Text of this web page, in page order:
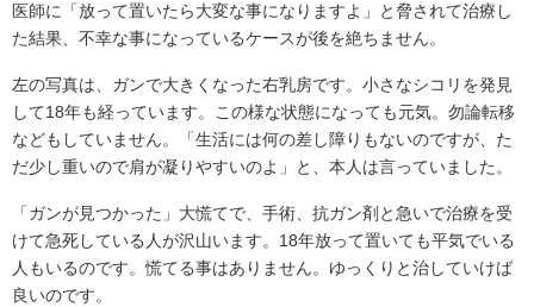
医師に「放って置いたら大変な事になりますよ」と脅されて治療し
た結果、不幸な事になっているケースが後を絶ちません。
左の写真は、ガンで大きくなった右乳房です。小さなシコリを発見
して18年も経っています。この様な状態になっても元気。勿論転移
などもしていません。「生活には何の差し障りもないのですが、た
だ少し重いので肩が凝りやすいのよ」と、本人は言っていました。
「ガンが見つかった」大慌てで、手術、抗ガン剤と急いで治療を受
けて急死している人が沢山います。18年放って置いても平気でいる
人もいるのです。慌てる事はありません。ゆっくりと治していけば
良いのです。